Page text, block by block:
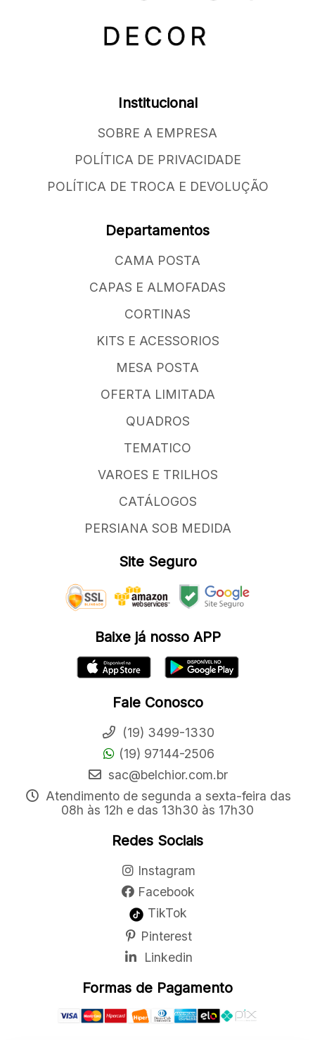
Institucional
SOBRE A EMPRESA
POLÍTICA DE PRIVACIDADE
POLÍTICA DE TROCA E DEVOLUÇÃO
Departamentos
CAMA POSTA
CAPAS E ALMOFADAS
CORTINAS
KITS E ACESSORIOS
MESA POSTA
OFERTA LIMITADA
QUADROS
TEMATICO
VAROES E TRILHOS
CATÁLOGOS
PERSIANA SOB MEDIDA
Site Seguro
Baixe já nosso APP
Fale Conosco
(19) 3499-1330
(19) 97144-2506
sac@belchior.com.br
Atendimento de segunda a sexta-feira das
08h às 12h e das 13h30 às 17h30
Redes Sociais
Instagram
Facebook
TikTok
Pinterest
Linkedin
Formas de Pagamento